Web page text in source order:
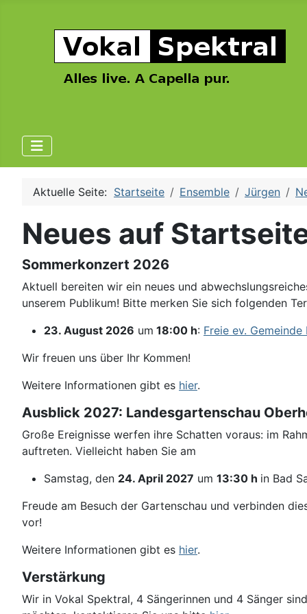
Aktuelle Seite: Startseite Ensemble Jürgen
Neues auf
Sommerkonzert 2026
Aktuell bereiten wir ein neues und
unserem Publikum! Bitte merken Sie sich folgenden
23. August 2026 um 18:00 h: Freie ev. Gemeinde
Wir freuen uns über Ihr Kommen!
Weitere Informationen gibt es hier.
Ausblick 2027: Landesgartenschau
Große Ereignisse werfen ihre Schatten voraus: im
auftreten. Vielleicht haben Sie am
Samstag, den 24. April 2027 um 13:30 h in Bad
Freude am Besuch der Gartenschau und verbinden
vor!
Weitere Informationen gibt es hier.
Verstärkung
Wir in Vokal Spektral, 4 Sängerinnen und 4 Sänger